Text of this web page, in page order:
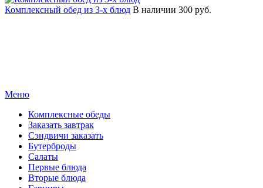
Комплексный обед из 3-х блюд В наличии 300 руб.
Меню
Комплексные обеды
Заказать завтрак
Сэндвичи заказать
Бутерброды
Салаты
Первые блюда
Вторые блюда